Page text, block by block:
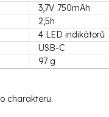
3,7V 750mAh
2,5h
4 LED indikátorů
USB-C
97 g
charakteru.